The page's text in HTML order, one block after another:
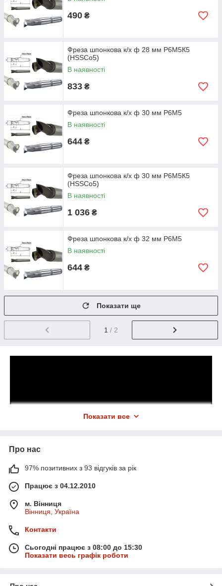
490 ₴
Фреза шпонкова к/х ф 28 мм Р6М5К5
(HSSCo5)
В наявності
833 ₴
Фреза шпонкова к/х ф 30 мм Р6М5
В наявності
644 ₴
Фреза шпонкова к/х ф 30 мм Р6М5К5
(HSSCo5)
В наявності
1 036 ₴
Фреза шпонкова к/х ф 32 мм Р6М5
В наявності
644 ₴
Показати ще
1 / 2
Показати все
Про нас
97% позитивних з 93 відгуків за рік
Працює з 04.12.2010
м. Вінниця
Вінниця, Україна
Контакти
Сьогодні працює з 08:00 до 15:30
Показати весь графік роботи